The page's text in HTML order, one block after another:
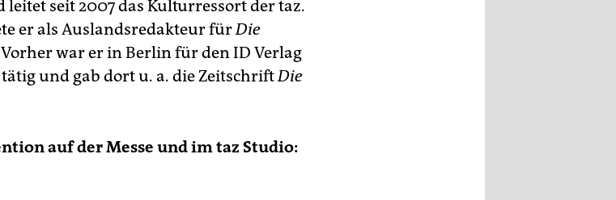
seit 2007 das Kulturressort der taz.
er als Auslandsredakteur fürDie
war er in Berlin für den ID Verlag
und gab dort u. a. die ZeitschriftDie
auf der Messe und im taz Studio: